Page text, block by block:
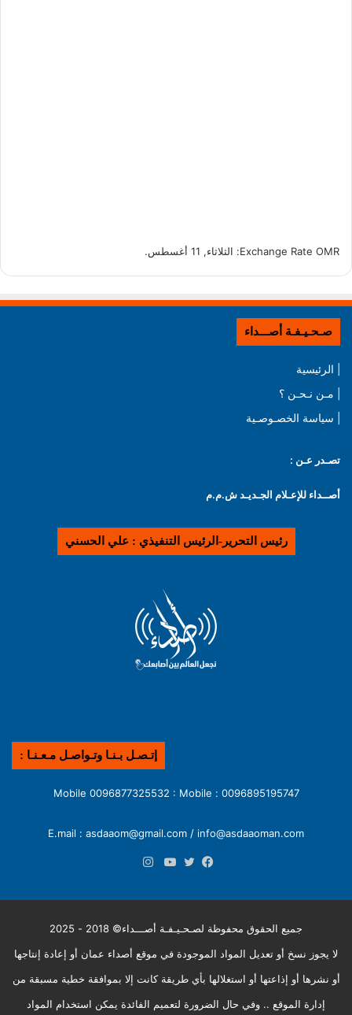
Exchange Rate OMR : الثلاثاء, 11 أغسطس.
صـحـيـفـة أصـــداء
| الرئيسية
| مـن نـحـن ؟
| سياسة الخصـوصـية
تصـدر عـن :
أصــداء للإعـلام الجـديـد ش.م.م
رئيس التحرير-الرئيس التنفيذي : علي الحسني
إتـصـل بـنـا وتـواصـل مـعـنـا :
0096895195747 : Mobile 0096877325532 : Mobile
E.mail : asdaaom@gmail.com / info@asdaaoman.com
جميع الحقوق محفوظة لصـحـيـفـة أصـــداء© 2018 - 2025
لا يجوز نسخ أو تعديل المواد الموجودة في موقع أصداء عمان أو إعادة إنتاجها
أو نشرها أو إذاعتها أو استغلالها بأي طريقة كانت إلا بموافقة خطية مسبقة من
إدارة الموقع .. وفي حال الضرورة لتعميم الفائدة يمكن استخدام المواد